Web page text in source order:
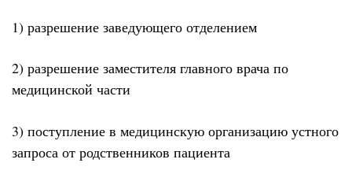
1) разрешение заведующего отделением
2) разрешение заместителя главного врача по
медицинской части
3) поступление в медицинскую организацию устного
запроса от родственников пациента